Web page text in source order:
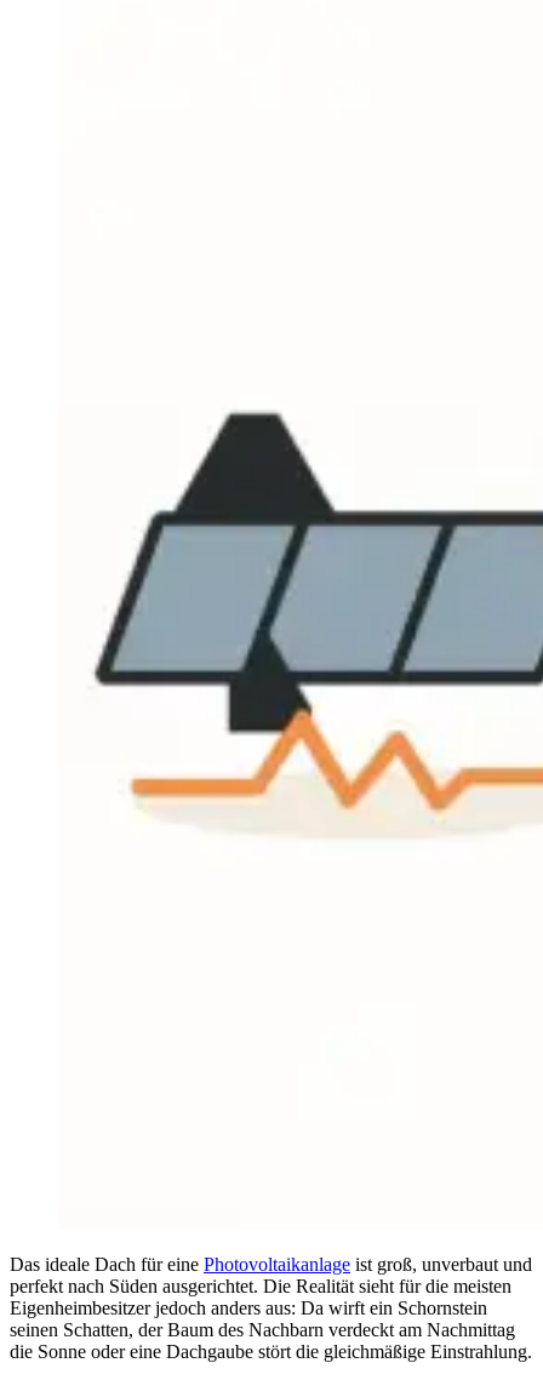
Das ideale Dach für eine Photovoltaikanlage ist groß, unverbaut und
perfekt nach Süden ausgerichtet. Die Realität sieht für die meisten
Eigenheimbesitzer jedoch anders aus: Da wirft ein Schornstein
seinen Schatten, der Baum des Nachbarn verdeckt am Nachmittag
die Sonne oder eine Dachgaube stört die gleichmäßige Einstrahlung.